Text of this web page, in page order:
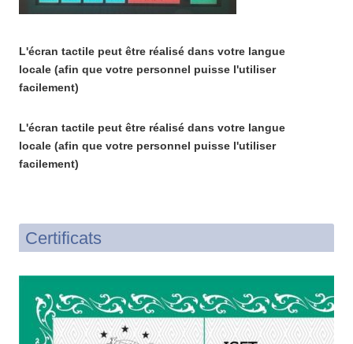
L'écran tactile peut être réalisé dans votre langue
locale (afin que votre personnel puisse l'utiliser
facilement)
L'écran tactile peut être réalisé dans votre langue
locale (afin que votre personnel puisse l'utiliser
facilement)
Certificats